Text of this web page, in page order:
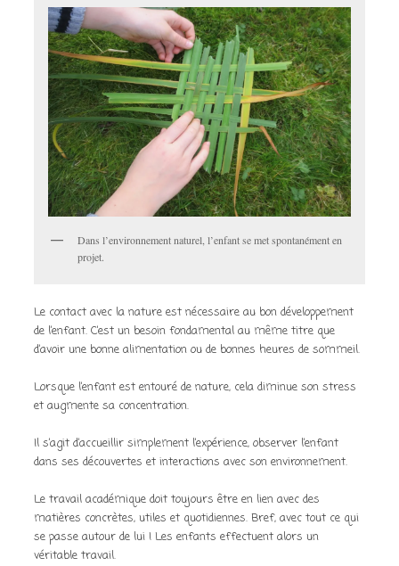
Dans l’environnement naturel, l’enfant se met spontanément en
projet.
Le contact avec la nature est nécessaire au bon développement
de l’enfant. C’est un besoin fondamental au même titre que
d’avoir une bonne alimentation ou de bonnes heures de sommeil.
Lorsque l’enfant est entouré de nature, cela diminue son stress
et augmente sa concentration.
Il s’agit d’accueillir simplement l’expérience, observer l’enfant
dans ses découvertes et interactions avec son environnement.
Le travail académique doit toujours être en lien avec des
matières concrètes, utiles et quotidiennes. Bref, avec tout ce qui
se passe autour de lui ! Les enfants effectuent alors un
véritable travail.